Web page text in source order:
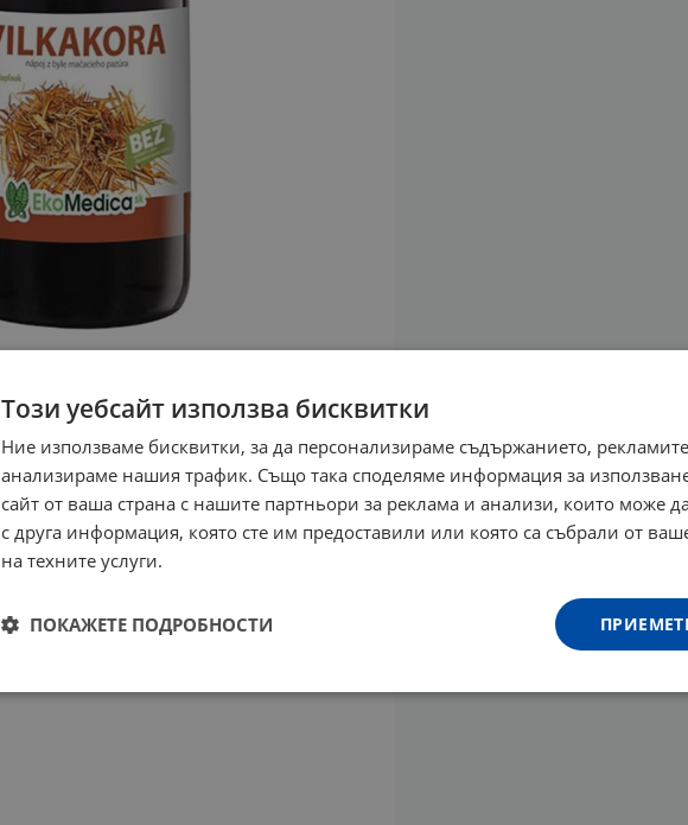
Този уебсайт използва бисквитки
Ние използваме бисквитки, за да персонализираме съдържанието,
анализираме нашия трафик. Също така споделяме информация за
сайт от ваша страна с нашите партньори за реклама и анализи, които може
с друга информация, която сте им предоставили или която са събрали от
на техните услуги.
ПОКАЖЕТЕ ПОДРОБНОСТИ